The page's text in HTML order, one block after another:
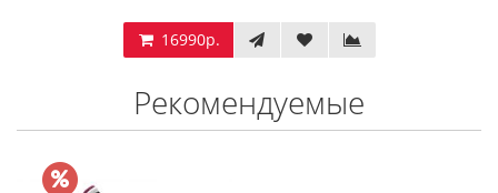
16990р.
Рекомендуемые